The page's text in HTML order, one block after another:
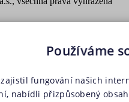
Používáme
fungování našich
nabídli přizpůsobený